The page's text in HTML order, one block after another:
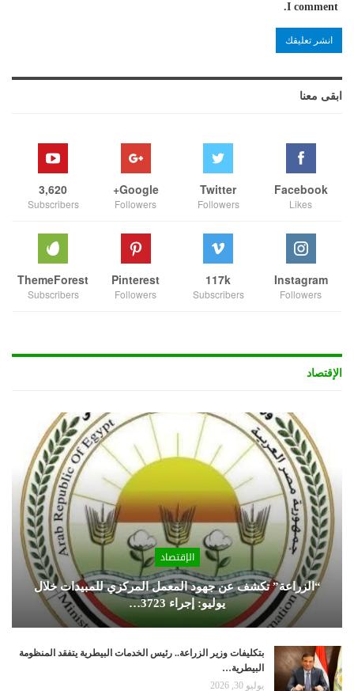
I comment.
ابقى معنا
Facebook
Likes
Twitter
Followers
Google+
Followers
3,620
Subscribers
Instagram
Followers
117k
Subscribers
Pinterest
Followers
ThemeForest
Subscribers
الإقتصاد
الإقتصاد
“الزراعة” تكشف عن جهود المعمل المركزي للمبيدات خلال
يوليو: إجراء 3723…
بتكليفات وزير الزراعة.. رئيس الخدمات البيطرية يتفقد المنظومة
البيطرية…
يوليو 30, 2026